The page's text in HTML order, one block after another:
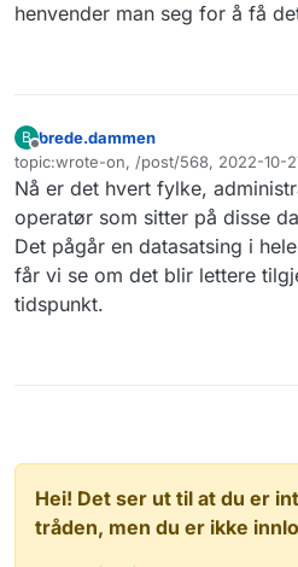
henvender man seg for å få
B
Frakoblet
brede.dammen
topic:wrote-on, /post/568, 2022-10-
Sist endret av
Nå er det hvert fylke,
operatør som sitter på disse
Det pågår en datasatsing i
får vi se om det blir lettere
tidspunkt.
Hei! Det ser ut til at du er
tråden, men du er ikke